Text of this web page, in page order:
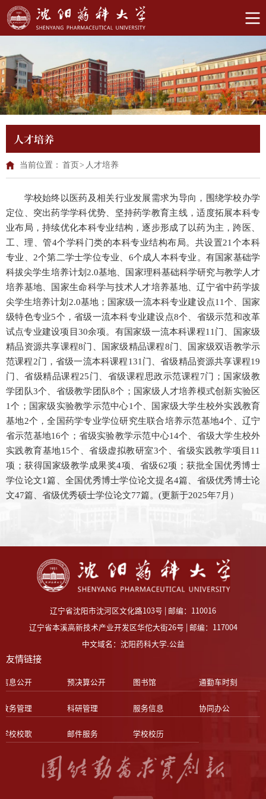
人才培养
当前位置： 首页 > 人才培养
学校始终以医药及相关行业发展需求为导向，围绕学校办学
定位、突出药学学科优势、坚持药学教育主线，适度拓展本科专
业布局，持续优化本科专业结构，逐步形成了以药为主，跨医、
工、理、管4个学科门类的本科专业结构布局。共设置21个本科
专业、2个第二学士学位专业、6个成人本科专业。有国家基础学
科拔尖学生培养计划2.0基地、国家理科基础科学研究与教学人才
培养基地、国家生命科学与技术人才培养基地、辽宁省中药学拔
尖学生培养计划2.0基地；国家级一流本科专业建设点11个、国家
级特色专业5个，省级一流本科专业建设点8个、省级示范和改革
试点专业建设项目30余项。有国家级一流本科课程11门、国家级
精品资源共享课程8门、国家级精品课程8门、国家级双语教学示
范课程2门，省级一流本科课程131门、省级精品资源共享课程19
门、省级精品课程25门、省级课程思政示范课程7门；国家级教
学团队3个、省级教学团队8个；国家级人才培养模式创新实验区
1个；国家级实验教学示范中心1个、国家级大学生校外实践教育
基地2个，全国药学专业学位研究生联合培养示范基地4个、辽宁
省示范基地16个；省级实验教学示范中心14个、省级大学生校外
实践教育基地15个、省级虚拟教研室3个、省级实践教学项目11
项；获得国家级教学成果奖4项、省级62项；获批全国优秀博士
学位论文1篇、全国优秀博士学位论文提名4篇、省级优秀博士论
文47篇、省级优秀硕士学位论文77篇。(更新于2025年7月）
辽宁省沈阳市沈河区文化路103号 | 邮编：110016
辽宁省本溪高新技术产业开发区华佗大街26号 | 邮编：117004
中文域名：沈阳药科大学.公益
友情链接
信息公开 预决算公开 图书馆 通勤车时刻
教务管理 科研管理 服务信息 协同办公
学校校歌 邮件服务 学校校历